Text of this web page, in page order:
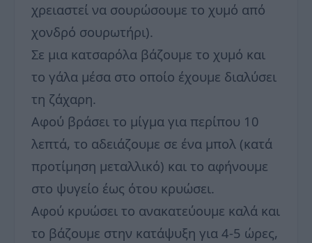
χρειαστεί να σουρώσουμε το χυμό από
χονδρό σουρωτήρι).
Σε μια κατσαρόλα βάζουμε το χυμό και
το γάλα μέσα στο οποίο έχουμε διαλύσει
τη ζάχαρη.
Αφού βράσει το μίγμα για περίπου 10
λεπτά, το αδειάζουμε σε ένα μπολ (κατά
προτίμηση μεταλλικό) και το αφήνουμε
στο ψυγείο έως ότου κρυώσει.
Αφού κρυώσει το ανακατεύουμε καλά και
το βάζουμε στην κατάψυξη για 4-5 ώρες,